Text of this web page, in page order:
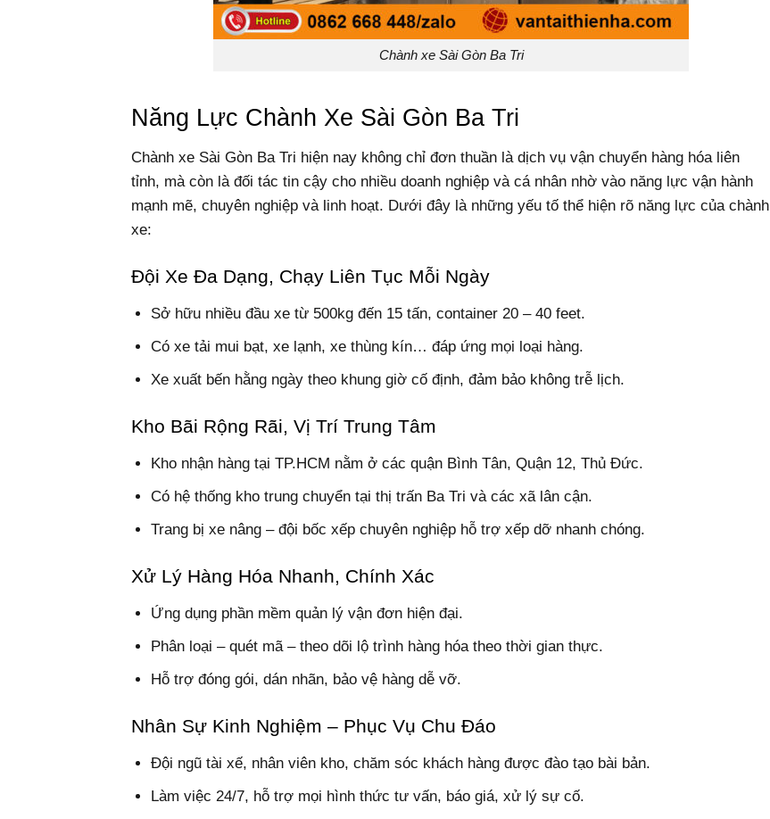
Chành xe Sài Gòn Ba Tri
Năng Lực Chành Xe Sài Gòn Ba Tri
Chành xe Sài Gòn Ba Tri hiện nay không chỉ đơn thuần là dịch vụ vận chuyển hàng hóa liên
tỉnh, mà còn là đối tác tin cậy cho nhiều doanh nghiệp và cá nhân nhờ vào năng lực vận hành
mạnh mẽ, chuyên nghiệp và linh hoạt. Dưới đây là những yếu tố thể hiện rõ năng lực của chành
xe:
Đội Xe Đa Dạng, Chạy Liên Tục Mỗi Ngày
Sở hữu nhiều đầu xe từ 500kg đến 15 tấn, container 20 – 40 feet.
Có xe tải mui bạt, xe lạnh, xe thùng kín… đáp ứng mọi loại hàng.
Xe xuất bến hằng ngày theo khung giờ cố định, đảm bảo không trễ lịch.
Kho Bãi Rộng Rãi, Vị Trí Trung Tâm
Kho nhận hàng tại TP.HCM nằm ở các quận Bình Tân, Quận 12, Thủ Đức.
Có hệ thống kho trung chuyển tại thị trấn Ba Tri và các xã lân cận.
Trang bị xe nâng – đội bốc xếp chuyên nghiệp hỗ trợ xếp dỡ nhanh chóng.
Xử Lý Hàng Hóa Nhanh, Chính Xác
Ứng dụng phần mềm quản lý vận đơn hiện đại.
Phân loại – quét mã – theo dõi lộ trình hàng hóa theo thời gian thực.
Hỗ trợ đóng gói, dán nhãn, bảo vệ hàng dễ vỡ.
Nhân Sự Kinh Nghiệm – Phục Vụ Chu Đáo
Đội ngũ tài xế, nhân viên kho, chăm sóc khách hàng được đào tạo bài bản.
Làm việc 24/7, hỗ trợ mọi hình thức tư vấn, báo giá, xử lý sự cố.